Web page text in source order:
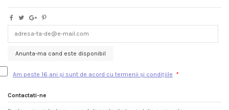
Anunta-ma cand este disponibil
Am peste 16 ani și sunt de acord cu termenii și condițiile *
Contactati-ne